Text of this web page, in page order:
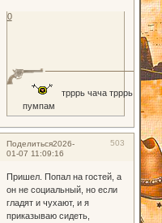
трррь чача трррь
пумпам
0
Поделиться 503
2026-
01-07 11:09:16
Пришел. Попал на гостей, а
он не социальный, но если
гладят и чухают, и я
приказываю сидеть,